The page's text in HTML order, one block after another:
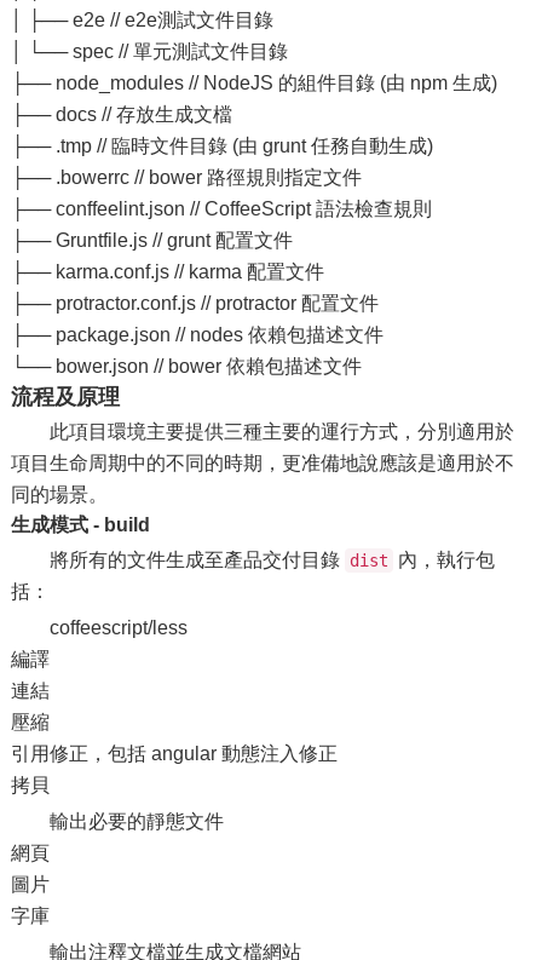
│ ├── e2e // e2e測試文件目錄
│ └── spec // 單元測試文件目錄
├── node_modules // NodeJS 的組件目錄 (由 npm 生成)
├── docs // 存放生成文檔
├── .tmp // 臨時文件目錄 (由 grunt 任務自動生成)
├── .bowerrc // bower 路徑規則指定文件
├── conffeelint.json // CoffeeScript 語法檢查規則
├── Gruntfile.js // grunt 配置文件
├── karma.conf.js // karma 配置文件
├── protractor.conf.js // protractor 配置文件
├── package.json // nodes 依賴包描述文件
└── bower.json // bower 依賴包描述文件
流程及原理
此項目環境主要提供三種主要的運行方式，分別適用於
項目生命周期中的不同的時期，更准備地說應該是適用於不
同的場景。
生成模式 - build
將所有的文件生成至產品交付目錄 dist
內，執行包
括：
coffeescript/less
編譯
連結
壓縮
引用修正，包括 angular 動態注入修正
拷貝
輸出必要的靜態文件
網頁
圖片
字庫
輸出注釋文檔並生成文檔網站